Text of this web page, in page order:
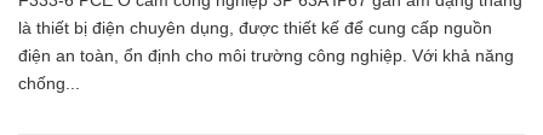
là thiết bị điện chuyên dụng, được thiết kế để cung cấp nguồn
điện an toàn, ổn định cho môi trường công nghiệp. Với khả năng
chống...